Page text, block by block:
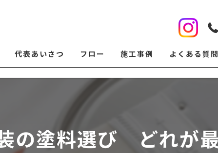
代表あいさつ フロー 施工事例 よくある質問
の塗料選び どれが